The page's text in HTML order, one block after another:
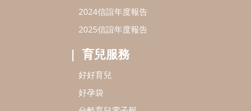
2024信誼年度報告
2025信誼年度報告
育兒服務
好好育兒
好孕袋